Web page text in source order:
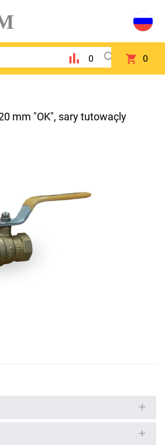
0 0
mm "OK", sary tutowaçly